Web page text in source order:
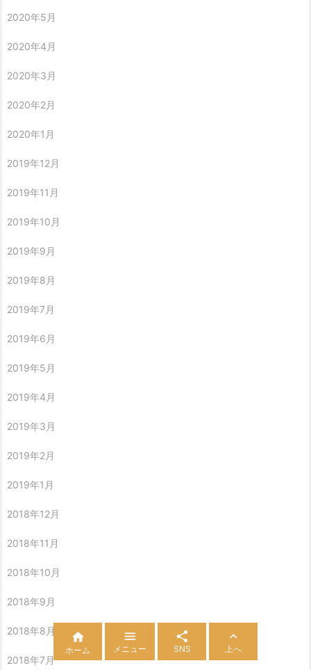
2020年5月
2020年4月
2020年3月
2020年2月
2020年1月
2019年12月
2019年11月
2019年10月
2019年9月
2019年8月
2019年7月
2019年6月
2019年5月
2019年4月
2019年3月
2019年2月
2019年1月
2018年12月
2018年11月
2018年10月
2018年9月
2018年8月
2018年7月

ホーム

メニュー

SNS

上へ